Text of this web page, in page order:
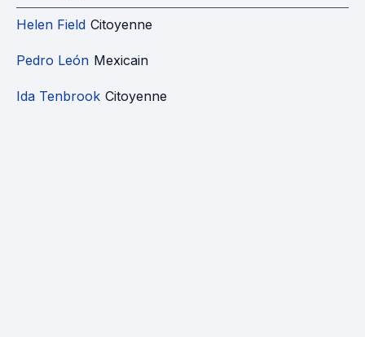
Helen Field Citoyenne
Pedro León Mexicain
Ida Tenbrook Citoyenne